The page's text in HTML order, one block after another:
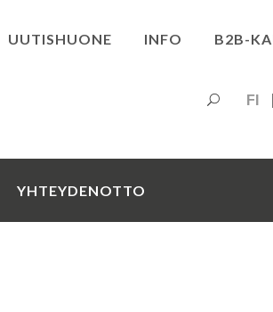
UUTISHUONE INFO B2B-
FI
YHTEYDENOTTO